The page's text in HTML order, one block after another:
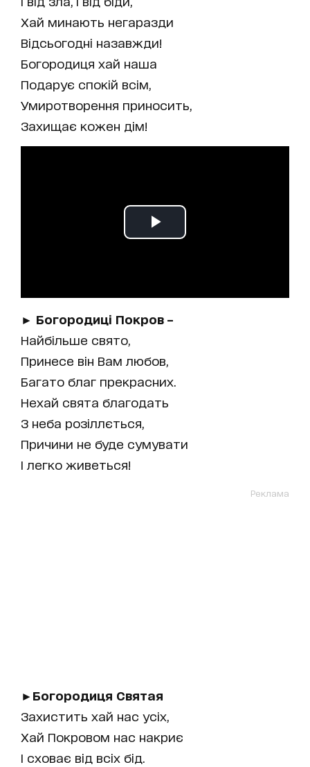
Хай минають негаразди
Відсьогодні назавжди!
Богородиця хай наша
Подарує спокій всім,
Умиротворення приносить,
Захищає кожен дім!
► Богородиці Покров –
Найбільше свято,
Принесе він Вам любов,
Багато благ прекрасних.
Нехай свята благодать
З неба розіллється,
Причини не буде сумувати
І легко живеться!
Реклама
►Богородиця Святая
Захистить хай нас усіх,
Хай Покровом нас накриє
І сховає від всіх бід.